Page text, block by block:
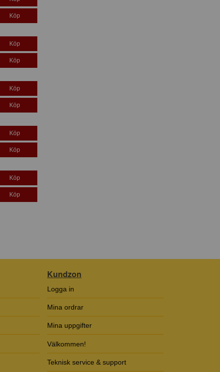
Köp
Köp
Köp
Köp
Köp
Köp
Köp
Köp
Köp
Kundzon
Logga in
Mina ordrar
Mina uppgifter
Välkommen!
Teknisk service & support